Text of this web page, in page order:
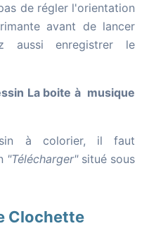
de régler l'orientation
avant de lancer
aussi enregistrer le
La boite à musique
à colorier, il faut
"Télécharger"situé sous
Clochette